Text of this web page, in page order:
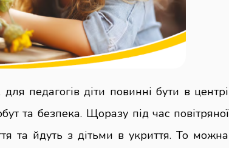
педагогів діти повинні бути в центрі
та безпека. Щоразу під час повітряної
та йдуть з дітьми в укриття. То можна